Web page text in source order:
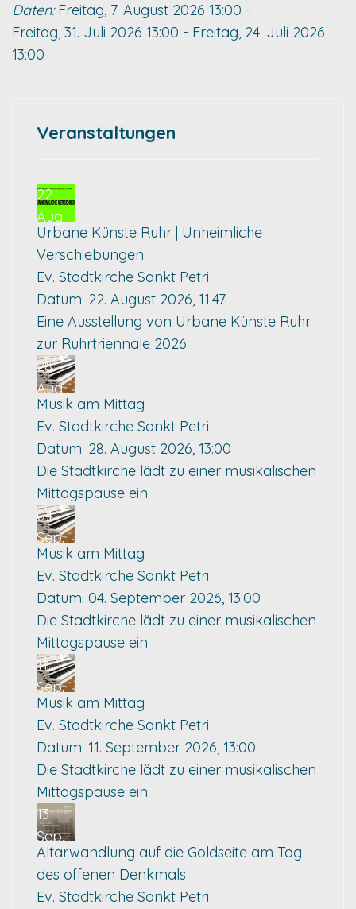
Daten:Freitag, 7. August 2026 13:00 -
Freitag, 31. Juli 2026 13:00 - Freitag, 24. Juli 2026
13:00
Veranstaltungen
22
Aug.
Urbane Künste Ruhr | Unheimliche
Verschiebungen
Ev. Stadtkirche Sankt Petri
Datum: 22. August 2026, 11:47
Eine Ausstellung von Urbane Künste Ruhr
zur Ruhrtriennale 2026
28
Aug.
Musik am Mittag
Ev. Stadtkirche Sankt Petri
Datum: 28. August 2026, 13:00
Die Stadtkirche lädt zu einer musikalischen
Mittagspause ein
04
Sep.
Musik am Mittag
Ev. Stadtkirche Sankt Petri
Datum: 04. September 2026, 13:00
Die Stadtkirche lädt zu einer musikalischen
Mittagspause ein
11
Sep.
Musik am Mittag
Ev. Stadtkirche Sankt Petri
Datum: 11. September 2026, 13:00
Die Stadtkirche lädt zu einer musikalischen
Mittagspause ein
13
Sep.
Altarwandlung auf die Goldseite am Tag
des offenen Denkmals
Ev. Stadtkirche Sankt Petri